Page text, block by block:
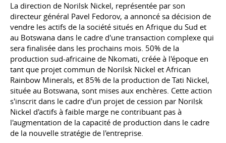
La direction de Norilsk Nickel, représentée par son
directeur général Pavel Fedorov, a annoncé sa décision de
vendre les actifs de la société situés en Afrique du Sud et
au Botswana dans le cadre d'une transaction complexe qui
sera finalisée dans les prochains mois. 50% de la
production sud-africaine de Nkomati, créée à l'époque en
tant que projet commun de Norilsk Nickel et African
Rainbow Minerals, et 85% de la production de Tati Nickel,
située au Botswana, sont mises aux enchères. Cette action
s'inscrit dans le cadre d'un projet de cession par Norilsk
Nickel d'actifs à faible marge ne contribuant pas à
l'augmentation de la capacité de production dans le cadre
de la nouvelle stratégie de l'entreprise.